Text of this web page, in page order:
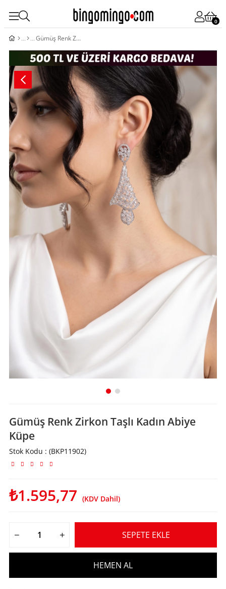
0
Gümüş Renk Zirkon Taşlı Kadın Abiye Küpe
Gümüş Renk Zirkon Taşlı Kadın Abiye
Küpe
Stok Kodu (BKP11902)
₺1.595,77 (KDV Dahil)